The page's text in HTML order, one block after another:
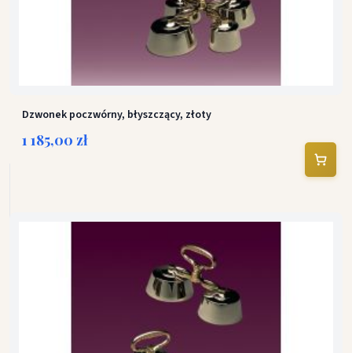
Dzwonek poczwórny, błyszczący, złoty
1 185,00 zł